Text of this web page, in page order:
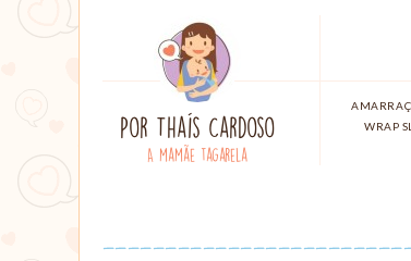
Por Thaís Cardoso
A mamãe tagarela
TAGS:
WRAP